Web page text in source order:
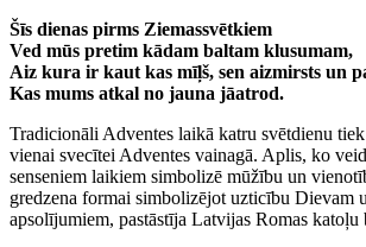
Šīs dienas pirms Ziemassvētkiem
Ved mūs pretim kādam baltam klusumam,
Aiz kura ir kaut kas mīļš, sen aizmirsts un
Kas mums atkal no jauna jāatrod.
Tradicionāli Adventes laikā katru svētdienu
vienai svecītei Adventes vainagā. Aplis, ko
senseniem laikiem simbolizē mūžību un
gredzena formai simbolizējot uzticību Dievam
apsolījumiem, pastāstīja Latvijas Romas katoļu